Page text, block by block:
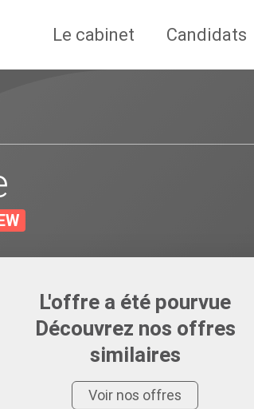
Le cabinet Candidats
L'offre a été pourvue
Découvrez nos offres
similaires
Voir nos offres